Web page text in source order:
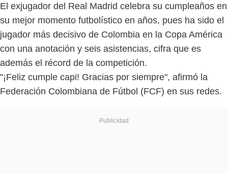
El exjugador del Real Madrid celebra su cumpleaños en
su mejor momento futbolístico en años, pues ha sido el
jugador más decisivo de Colombia en la Copa América
con una anotación y seis asistencias, cifra que es
además el récord de la competición.
"¡Feliz cumple capi! Gracias por siempre", afirmó la
Federación Colombiana de Fútbol (FCF) en sus redes.